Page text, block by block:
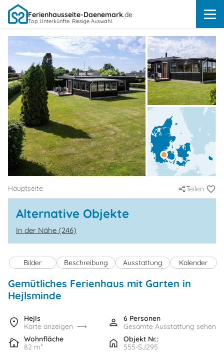
Ferienhausseite-Daenemark.de
Top Unterkünfte. Riesige Auswahl.
Hauptseite Teilen
Alternative Objekte
In der Nähe (246)
Bilder Beschreibung Ausstattung Kalender
Gemütliches Ferienhaus mit Garten in
Hejlsminde
Hejls
Karte anzeigen
6 Personen
Gesamte Ausstattung sehen
Wohnfläche
82 m²
Objekt Nr.:
555-SJ295